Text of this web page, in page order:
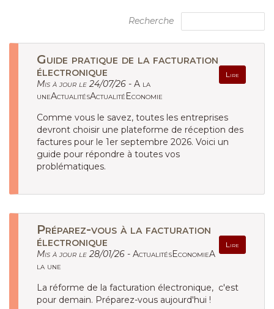
Recherche
Guide pratique de la facturation
électronique
Lire
Mis à jour le 24/07/26 - A la
uneActualitésActualitéEconomie
Comme vous le savez, toutes les entreprises
devront choisir une plateforme de réception des
factures pour le 1er septembre 2026. Voici un
guide pour répondre à toutes vos
problématiques.
Préparez-vous à la facturation
électronique
Lire
Mis à jour le 28/01/26 - ActualitésEconomieA
la une
La réforme de la facturation électronique, c'est
pour demain. Préparez-vous aujourd'hui !